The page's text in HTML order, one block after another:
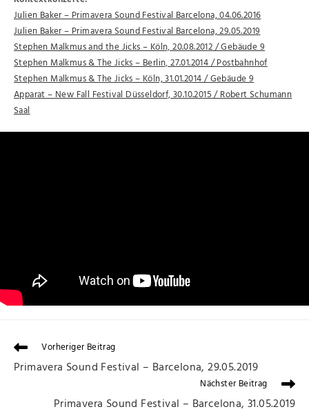
Julien Baker – Primavera Sound Festival Barcelona, 04.06.2016
Julien Baker – Primavera Sound Festival Barcelona, 29.05.2019
Stephen Malkmus and the Jicks – Köln, 20.08.2012 / Gebäude 9
Stephen Malkmus & The Jicks – Berlin, 27.01.2014 / Postbahnhof
Stephen Malkmus & The Jicks – Köln, 31.01.2014 / Gebäude 9
Apparat – New Fall Festival Düsseldorf, 30.10.2015 / Robert Schumann
Saal
Vorheriger Beitrag
Primavera Sound Festival – Barcelona, 29.05.2019
Nächster Beitrag
Primavera Sound Festival – Barcelona, 31.05.2019